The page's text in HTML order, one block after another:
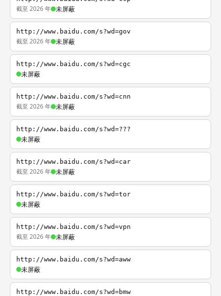
截至 2026 年 未屏蔽
http://www.baidu.com/s?wd=gov
截至 2026 年 未屏蔽
http://www.baidu.com/s?wd=cgc
未屏蔽
http://www.baidu.com/s?wd=cnn
截至 2026 年 未屏蔽
http://www.baidu.com/s?wd=???
未屏蔽
http://www.baidu.com/s?wd=car
截至 2026 年 未屏蔽
http://www.baidu.com/s?wd=tor
未屏蔽
http://www.baidu.com/s?wd=vpn
截至 2026 年 未屏蔽
http://www.baidu.com/s?wd=aww
未屏蔽
http://www.baidu.com/s?wd=bmw